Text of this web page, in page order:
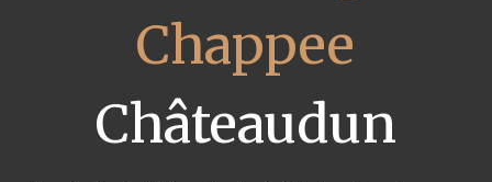
Chappee
Châteaudun